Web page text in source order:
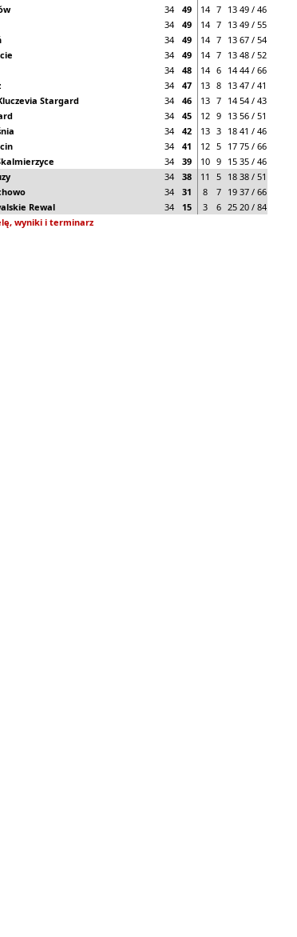
34 49 14 7 13 49 / 46
34 49 14 7 13 49 / 55
34 49 14 7 13 67 / 54
34 49 14 7 13 48 / 52
34 48 14 6 14 44 / 66
34 47 13 8 13 47 / 41
Stargard 34 46 13 7 14 54 / 43
34 45 12 9 13 56 / 51
34 42 13 3 18 41 / 46
34 41 12 5 17 75 / 66
34 39 10 9 15 35 / 46
34 38 11 5 18 38 / 51
34 31 8 7 19 37 / 66
Rewal 34 15 3 6 25 20 / 84
wyniki i terminarz